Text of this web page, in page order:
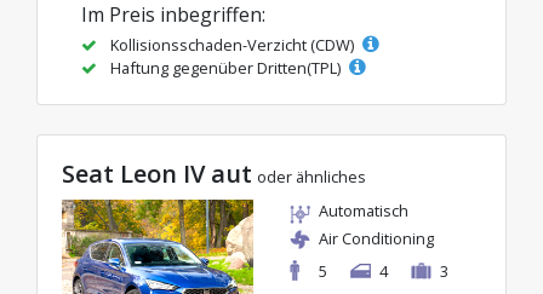
Im Preis inbegriffen:
Kollisionsschaden-Verzicht (CDW)
Haftung gegenüber Dritten(TPL)
Seat Leon IV aut oder ähnliches
Automatisch
Air Conditioning
5
4 3